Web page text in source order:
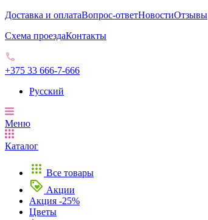
Доставка и оплатаВопрос-ответНовостиОтзывы
Схема проездаКонтакты
+375 33 666-7-666
Русский
Меню
Каталог
Все товары
Акции
Акция -25%
Цветы